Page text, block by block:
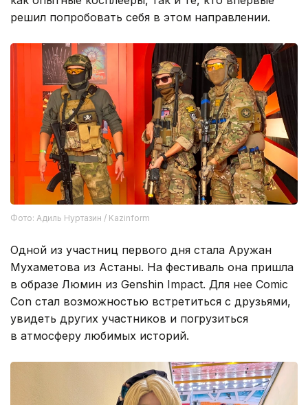
решил попробовать себя в этом направлении.
Фото: Адиль Нуртазин / Kazinform
Одной из участниц первого дня стала Аружан
Мухаметова из Астаны. На фестиваль она пришла
в образе Люмин из Genshin Impact. Для нее Comic
Con стал возможностью встретиться с друзьями,
увидеть других участников и погрузиться
в атмосферу любимых историй.